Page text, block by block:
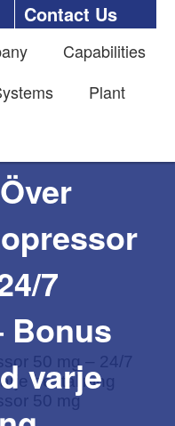
Contact Us
Capabilities
Plant
7
Bonus
varje
50 mg – 24/7
beställning
50 mg